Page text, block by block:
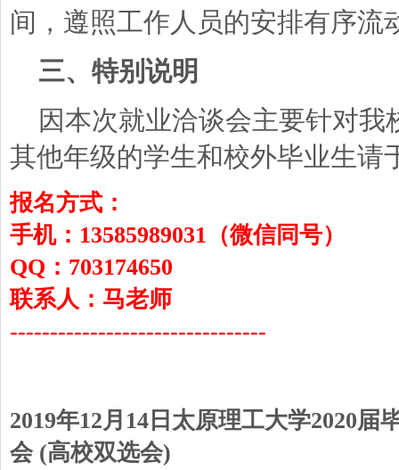
间，遵照工作人员的安排有序流
三、特别说明
因本次就业洽谈会主要针对我
其他年级的学生和校外毕业生请
报名方式：
手机：13585989031（微信同号）
QQ：703174650
联系人：马老师
--------------------------------
2019年12月14日太原理工大学2020届
会 (高校双选会)